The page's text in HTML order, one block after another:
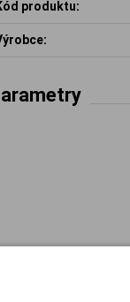
produktu: